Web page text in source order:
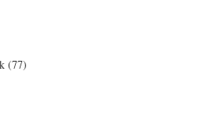
(77)